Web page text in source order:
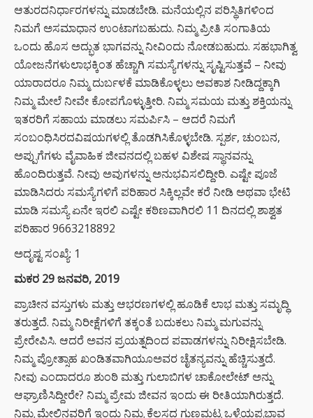
ಆತುರದನಿರ್ಧಾರಗಳನ್ನು ಮಾಡಬೇಡಿ. ಮನೆಯಲ್ಲಿನ ಪರಿಸ್ಥಿತಿಗಳಿಂದ
ನಿಮಗೆ ಅಸಮಾಧಾನ ಉಂಟಾಗಬಹುದು. ನಿಮ್ಮ ಪ್ರೀತಿ ಸಂಗಾತಿಯ
ಒಂದು ಹೊಸ ಅದ್ಭುತ ಭಾಗವನ್ನು ನೀವಿಂದು ನೋಡಬಹುದು. ಸಹಭಾಗಿತ್ವ
ಯೋಜನೆಗಳುಲಾಭಕ್ಕಿಂತ ಹೆಚ್ಚಾಗಿ ಸಮಸ್ಯೆಗಳನ್ನು ಸೃಷ್ಟಿಸುತ್ತವೆ – ನೀವು
ಯಾರಾದರೂ ನಿಮ್ಮ ದುರ್ಬಳಕೆ ಮಾಡಿಕೊಳ್ಳಲು ಅವಕಾಶ ನೀಡಿದ್ದಕ್ಕಾಗಿ
ನಿಮ್ಮ ಮೇಲೆ ನೀವೇ ಕೋಪಗೊಳ್ಳುತ್ತೀರಿ. ನಿಮ್ಮ ಸಮಯ ಮತ್ತು ಶಕ್ತಿಯನ್ನು
ಇತರರಿಗೆ ಸಹಾಯ ಮಾಡಲು ಸಮರ್ಪಿಸಿ – ಆದರೆ ನಿಮಗೆ
ಸಂಬಂಧಿಸಿರದವಿಷಯಗಳಲ್ಲಿ ತೊಡಗಿಸಿಕೊಳ್ಳಬೇಡಿ. ಸ್ಪರ್ಶ, ಚುಂಬನ,
ಅಪ್ಪುಗೆಗಳು ವೈವಾಹಿಕ ಜೀವನದಲ್ಲಿ ಬಹಳ ವಿಶೇಷ ಸ್ಥಾನವನ್ನು
ಹೊಂದಿರುತ್ತವೆ. ನೀವು ಅವುಗಳನ್ನು ಅನುಭವಿಸಲಿದ್ದೀರಿ. ಎಷ್ಟೇ ಪೂಜೆ
ಮಾಡಿಸಿದರು ಸಮಸ್ಯೆಗಳಿಗೆ ಪರಿಹಾರ ಸಿಕ್ಕಿಲ್ಲವೇ ಕರೆ ನೀಡಿ ಅಥವಾ ಭೇಟಿ
ಮಾಡಿ ಸಮಸ್ಯೆ ಏನೇ ಇರಲಿ ಎಷ್ಟೇ ಕಠಿಣವಾಗಿರಲಿ 11 ದಿನದಲ್ಲಿ ಶಾಶ್ವತ
ಪರಿಹಾರ 9663218892
ಅದೃಷ್ಟ ಸಂಖ್ಯೆ: 1
ಮಕರ 29 ಜನವರಿ, 2019
ಪ್ರಾಚೀನ ವಸ್ತುಗಳು ಮತ್ತು ಆಭರಣಗಳಲ್ಲಿ ಹೂಡಿಕೆ ಲಾಭ ಮತ್ತು ಸಮೃದ್ಧಿ
ತರುತ್ತದೆ. ನಿಮ್ಮ ನಿರೀಕ್ಷೆಗಳಿಗೆ ತಕ್ಕಂತೆ ಬದುಕಲು ನಿಮ್ಮ ಮಗುವನ್ನು
ಪ್ರೇರೇಪಿಸಿ. ಆದರೆ ಅವನ ಪ್ರಯತ್ನದಿಂದ ಪವಾಡಗಳನ್ನು ನಿರೀಕ್ಷಿಸಬೇಡಿ.
ನಿಮ್ಮ ಪ್ರೋತ್ಸಾಹ ಖಂಡಿತವಾಗಿಯೂಅವರ ಚೈತನ್ಯವನ್ನು ಹೆಚ್ಚಿಸುತ್ತದೆ.
ನೀವು ಎಂದಾದರೂ ಶುಂಠಿ ಮತ್ತು ಗುಲಾಬಿಗಳ ಚಾಕೋಲೇಟ್ ಅನ್ನು
ಆಘ್ರಾಣಿಸಿದ್ದೀರೇ? ನಿಮ್ಮ ಪ್ರೇಮ ಜೀವನ ಇಂದು ಈ ರೀತಿಯಾಗಿರುತ್ತದೆ.
ನಿಮ್ಮ ಮೇಲಿನವರಿಗೆ ಇಂದು ನಿಮ್ಮ ಕೆಲಸದ ಗುಣಮಟ್ಟ ಒಳ್ಳೆಯಪ್ರಭಾವ